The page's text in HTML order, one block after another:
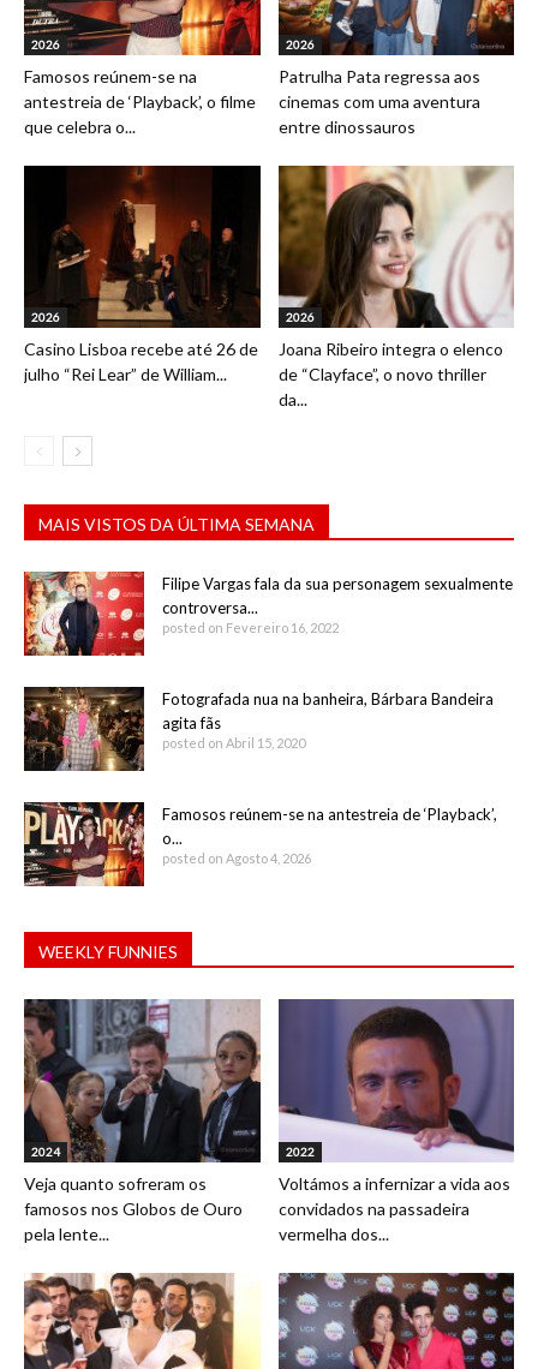
2026
Famosos reúnem-se na
antestreia de ‘Playback’, o filme
que celebra o...
2026
Patrulha Pata regressa aos
cinemas com uma aventura
entre dinossauros
2026
Casino Lisboa recebe até 26 de
julho “Rei Lear” de William...
2026
Joana Ribeiro integra o elenco
de “Clayface”, o novo thriller
da...
MAIS VISTOS DA ÚLTIMA SEMANA
Filipe Vargas fala da sua personagem sexualmente
controversa...
posted on Fevereiro 16, 2022
Fotografada nua na banheira, Bárbara Bandeira
agita fãs
posted on Abril 15, 2020
Famosos reúnem-se na antestreia de ‘Playback’,
o...
posted on Agosto 4, 2026
WEEKLY FUNNIES
2024
Veja quanto sofreram os
famosos nos Globos de Ouro
pela lente...
2022
Voltámos a infernizar a vida aos
convidados na passadeira
vermelha dos...